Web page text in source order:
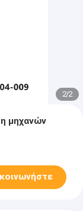
2/2
μηχανών